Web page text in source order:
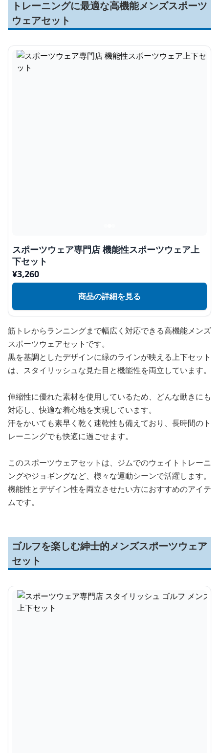
トレーニングに最適な高機能メンズスポーツ
ウェアセット
スポーツウェア専門店 機能性スポーツウェア上
下セット
¥3,260
商品の詳細を見る
筋トレからランニングまで幅広く対応できる高機能メンズ
スポーツウェアセットです。
黒を基調としたデザインに緑のラインが映える上下セット
は、スタイリッシュな見た目と機能性を両立しています。
伸縮性に優れた素材を使用しているため、どんな動きにも
対応し、快適な着心地を実現しています。
汗をかいても素早く乾く速乾性も備えており、長時間のト
レーニングでも快適に過ごせます。
このスポーツウェアセットは、ジムでのウェイトトレーニ
ングやジョギングなど、様々な運動シーンで活躍します。
機能性とデザイン性を両立させたい方におすすめのアイテ
ムです。
ゴルフを楽しむ紳士的メンズスポーツウェア
セット